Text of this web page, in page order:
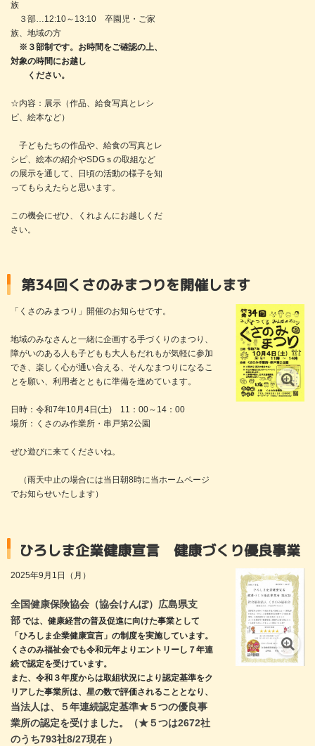
族
３部…12:10～13:10 卒園児・ご家
族、地域の方
※３部制です。お時間をご確認の上、
対象の時間にお越し
ください。
☆内容：展示（作品、給食写真とレシ
ピ、絵本など）
子どもたちの作品や、給食の写真とレ
シピ、絵本の紹介やSDGｓの取組など
の展示を通して、日頃の活動の様子を知
ってもらえたらと思います。
この機会にぜひ、くれよんにお越しくだ
さい。
第34回くさのみまつりを開催します
「くさのみまつり」開催のお知らせです。
地域のみなさんと一緒に企画する手づくりのまつり、
障がいのある人も子どもも大人もだれもが気軽に参加
でき、楽しく心が通い合える、そんなまつりになるこ
とを願い、利用者とともに準備を進めています。
日時：令和7年10月4日(土) 11：00～14：00
場所：くさのみ作業所・串戸第2公園
ぜひ遊びに来てくださいね。
（雨天中止の場合には当日朝8時に当ホームページ
でお知らせいたします）
康宣言 健康づくり優良事業所」に認定されま
2025年9月1日（月）
全国健康保険協会（協会けんぽ）広島県支
部 では、健康経営の普及促進に向けた事業として
「ひろしま企業健康宣言」の制度を実施しています。
くさのみ福祉会でも令和元年よりエントリーし７年連
続で認定を受けています。
また、令和３年度からは取組状況により認定基準をク
リアした事業所は、星の数で評価されることとなり、
当法人は、５年連続認定基準★５つの優良事
業所の認定を受けました。（★５つは2672社
のうち793社8/27現在 ）